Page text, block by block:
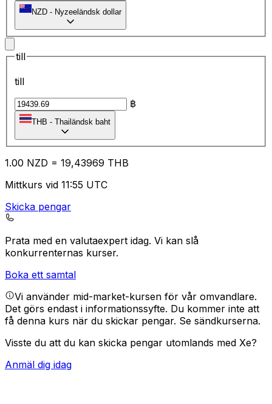
NZD - Nyzeeländsk dollar
till
till
฿
THB - Thailändsk baht
1.00 NZD = 19,43969 THB
Mittkurs vid 11:55 UTC
Skicka pengar
Prata med en valutaexpert idag. Vi kan slå
konkurrenternas kurser.
Boka ett samtal
Vi använder mid-market-kursen för vår omvandlare.
Det görs endast i informationssyfte. Du kommer inte att
få denna kurs när du skickar pengar. Se sändkurserna.
Visste du att du kan skicka pengar utomlands med Xe?
Anmäl dig idag